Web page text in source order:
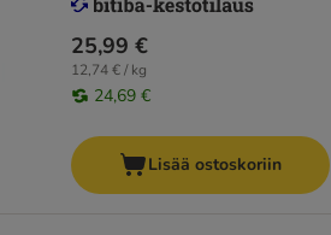
25,99 €
12,74 € / kg
24,69 €
Lisää ostoskoriin